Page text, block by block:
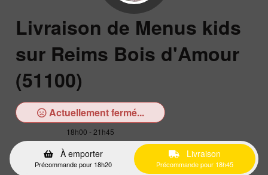
Livraison de Menus kids
sur Reims Bois d'Amour
(51100)
Actuellement fermé...
18h00 - 21h45
À emporter
Précommande pour 18h20
Livraison
Précommande pour 18h45